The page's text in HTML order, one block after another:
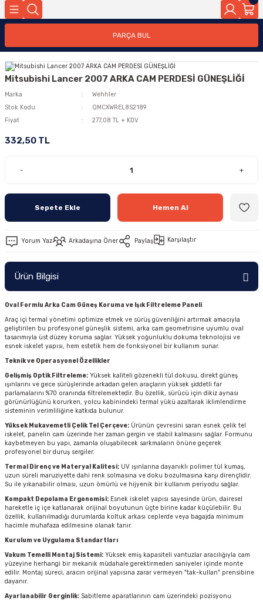
PARÇA BUL
Mitsubishi Lancer 2007 ARKA CAM PERDESİ GÜNEŞLİĞİ
Marka
Wehhler
Stok Kodu
QMCXWREL8S2189
Fiyat
277,08 TL + KDV
332,50 TL
- +
Sepete Ekle Hemen Al
Yorum Yaz Arkadaşına Öner Paylaş Karşılaştır
Ürün Bilgisi
Oval Formlu Arka Cam Güneş Koruma ve Işık Filtreleme Paneli
Araç içi termal yönetimi optimize etmek ve sürüş güvenliğini artırmak amacıyla
geliştirilen bu profesyonel güneşlik sistemi, arka cam geometrisine uyumlu oval
tasarımıyla üst düzey koruma sağlar. Yüksek yoğunluklu dokuma teknolojisi ve
esnek iskelet yapısı, hem estetik hem de fonksiyonel bir kullanım sunar.
Teknik ve Operasyonel Özellikler
Gelişmiş Optik Filtreleme: Yüksek kaliteli gözenekli tül dokusu, direkt güneş
ışınlarını ve gece sürüşlerinde arkadan gelen araçların yüksek şiddetli far
parlamalarını %70 oranında filtrelemektedir. Bu özellik, sürücü için dikiz aynası
görünürlüğünü korurken, yolcu kabinindeki termal yükü azaltarak iklimlendirme
sisteminin verimliliğine katkıda bulunur.
Yüksek Mukavemetli Çelik Tel Çerçeve: Ürünün çevresini saran esnek çelik tel
iskelet, panelin cam üzerinde her zaman gergin ve stabil kalmasını sağlar. Formunu
kaybetmeyen bu yapı, zamanla oluşabilecek sarkmaların önüne geçerek
profesyonel bir duruş sergiler.
Termal Direnç ve Materyal Kalitesi: UV ışınlarına dayanıklı polimer tül kumaş,
uzun süreli maruziyette dahi renk solmasına ve doku bozulmasına karşı dirençlidir.
Su ile yıkanabilir olması, uzun ömürlü ve hijyenik bir kullanım periyodu sağlar.
Kompakt Depolama Ergonomisi: Esnek iskelet yapısı sayesinde ürün, dairesel
hareketle iç içe katlanarak orijinal boyutunun üçte birine kadar küçülebilir. Bu
özellik, kullanılmadığı durumlarda koltuk arkası ceplerde veya bagajda minimum
hacimle muhafaza edilmesine olanak tanır.
Kurulum ve Uygulama Standartları
Vakum Temelli Montaj Sistemi: Yüksek emiş kapasiteli vantuzlar aracılığıyla cam
yüzeyine herhangi bir mekanik müdahale gerektirmeden saniyeler içinde monte
edilir. Montaj süreci, aracın orijinal yapısına zarar vermeyen "tak-kullan" prensibine
dayanır.
Ayarlanabilir Gerginlik: Sabitleme aparatlarının cam üzerindeki pozisyonu